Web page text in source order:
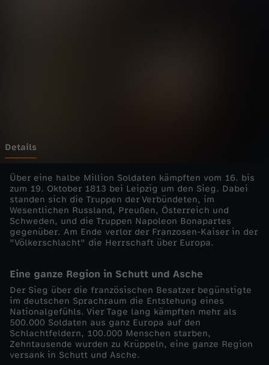
e
r
G
e
s
c
h
i
Details
Über eine halbe Million Soldaten kämpften vom 16. bis
zum 19. Oktober 1813 bei Leipzig um den Sieg. Dabei
standen sich die Truppen der Verbündeten, im
Wesentlichen Russland, Preußen, Österreich und
Schweden, und die Truppen Napoleon Bonapartes
gegenüber. Am Ende verlor der Franzosen-Kaiser in der
"Völkerschlacht" die Herrschaft über Europa.
Eine ganze Region in Schutt und Asche
Der Sieg über die französischen Besatzer begünstigte
im deutschen Sprachraum die Entstehung eines
Nationalgefühls. Vier Tage lang kämpften mehr als
500.000 Soldaten aus ganz Europa auf den
Schlachtfeldern, 100.000 Menschen starben,
Zehntausende wurden zu Krüppeln, eine ganze Region
versank in Schutt und Asche.